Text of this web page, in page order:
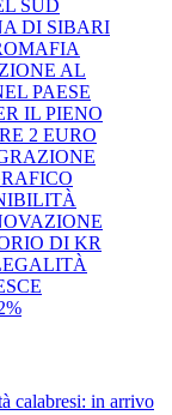
SUD
DI SIBARI
AL
PAESE
IL PIENO
2 EURO
DI KR
calabresi: in arrivo